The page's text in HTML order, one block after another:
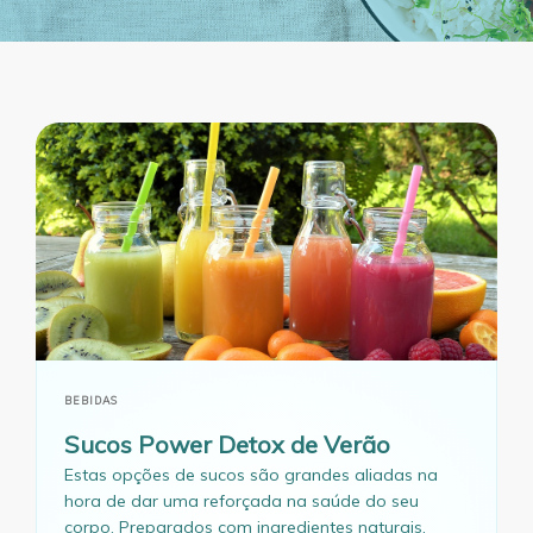
BEBIDAS
Sucos Power Detox de Verão
Estas opções de sucos são grandes aliadas na
hora de dar uma reforçada na saúde do seu
corpo. Preparados com ingredientes naturais,